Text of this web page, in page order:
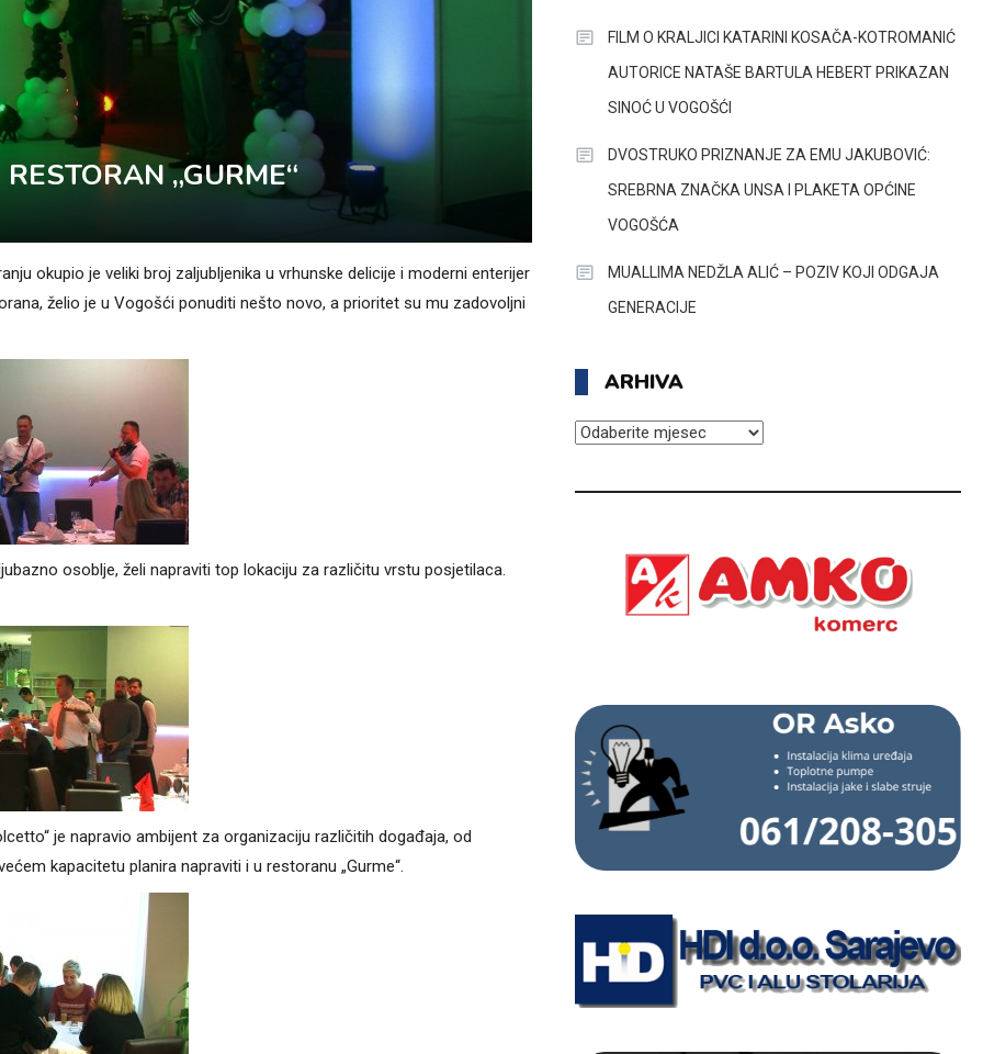
„GURME“
okupio je veliki broj zaljubljenika u vrhunske delicije i moderni enterijer
želio je u Vogošći ponuditi nešto novo, a prioritet su mu zadovoljni
osoblje, želi napraviti top lokaciju za različitu vrstu posjetilaca.
je napravio ambijent za organizaciju različitih događaja, od
kapacitetu planira napraviti i u restoranu „Gurme“.
FILM O KRALJICI KATARINI KOSAČA-KOTROMANIĆ
AUTORICE NATAŠE BARTULA HEBERT PRIKAZAN
SINOĆ U VOGOŠĆI
DVOSTRUKO PRIZNANJE ZA EMU JAKUBOVIĆ:
SREBRNA ZNAČKA UNSA I PLAKETA OPĆINE
VOGOŠĆA
MUALLIMA NEDŽLA ALIĆ – POZIV KOJI ODGAJA
GENERACIJE
ARHIVA
ARHIVA